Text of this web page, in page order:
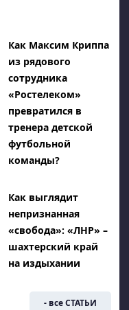
Как Максим Криппа
из рядового
сотрудника
«Ростелеком»
превратился в
тренера детской
футбольной
команды?
Как выглядит
непризнанная
«свобода»: «ЛНР» –
шахтерский край
на издыхании
- все СТАТЬИ